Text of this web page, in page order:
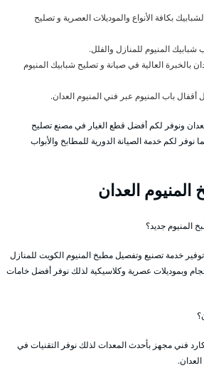
بكافة الأنواع والموديلات العصرية و تصليح
المنيوم للمنازل والفلل.
بالخبرة العالية في صيانة و تصليح شبابيك المنيوم
أقفال باب المنيوم عبر فني المنيوم العدان.
ونوفر لكم أفضل قطع الغيار في مصنع تصليح
نوفر لكم خدمة الصيانة الدورية للمطابخ والأبواب
العدان
المنيوم جديد؟
خدمة تصنيع وتفصيل مطبخ المنيوم الكويت للمنازل
وبموديلات عصرية وكلاسيكية لذلك نوفر أفضل خامات
فني مجهز بأحدث المعدات لذلك نوفر التقنيات في